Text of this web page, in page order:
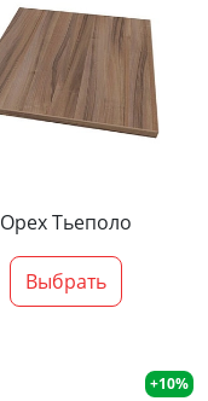
Орех Тьеполо
Выбрать
+10%